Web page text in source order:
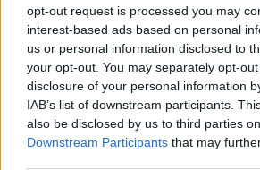
opt-out request is processed you may
interest-based ads based on personal
us or personal information disclosed to
your opt-out. You may separately opt-
disclosure of your personal information
IAB’s list of downstream participants.
also be disclosed by us to third parties
Downstream Participants that may
Mi, a fura idegenek
Egyik este 10-től éjjel 2-ig egy
éjjel vannak a közösségi
meleg van ehhez, a kisgyerekek
ilyenkor éjjel, hogy másnap aztán
nappalt), ahol mindent